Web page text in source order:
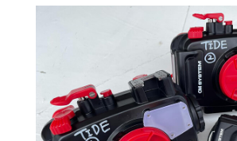
要時間4.5時間で3～4スポット
してシュノーケリングにご参加い
できません。全てのお客様にライ
を着用いただいております。